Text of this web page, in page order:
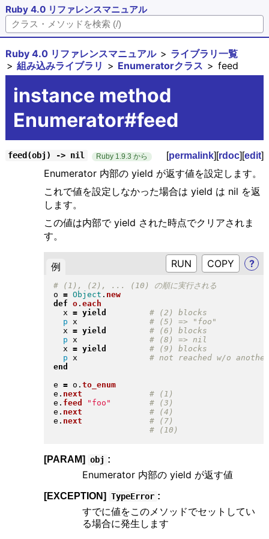
Ruby 4.0 リファレンスマニュアル
Ruby 4.0 リファレンスマニュアル
ライブラリ一覧
組み込みライブラリ
Enumeratorクラス feed
instance method
Enumerator#feed
feed(obj) -> nil Ruby 1.9.3 から [permalink][rdoc][edit]
Enumerator 内部の yield が返す値を設定します。
これで値を設定しなかった場合は yield は nil を返
します。
この値は内部で yield された時点でクリアされま
す。
例 RUN ?
o = Object . new
def o. each
  x
= yield
p x
  x
= yield
p x
  x
= yield
p x
end
e = o . to_enum
e . next
e . feed " foo "
e . next
e . next
[PARAM] obj :
Enumerator 内部の yield が返す値
[EXCEPTION] TypeError :
すでに値をこのメソッドでセットしてい
る場合に発生します